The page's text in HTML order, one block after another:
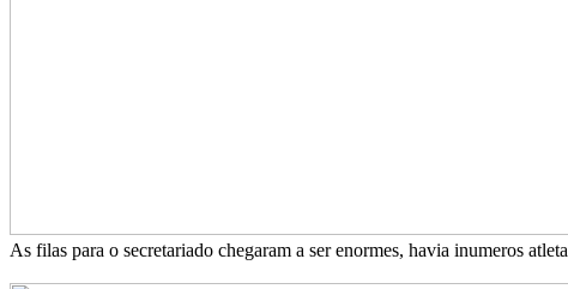
As filas para o secretariado chegaram a ser enormes, havia inumeros